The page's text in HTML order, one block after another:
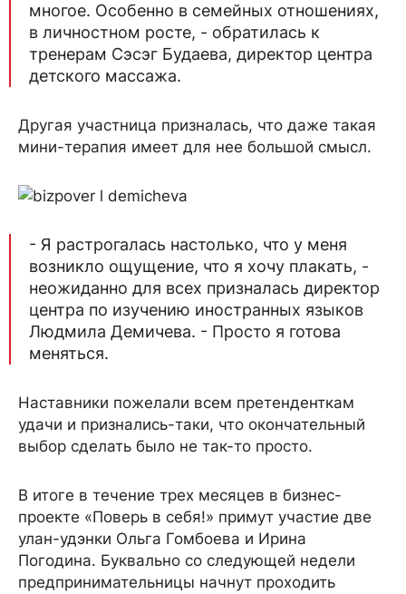
многое. Особенно в семейных отношениях,
в личностном росте, - обратилась к
тренерам Сэсэг Будаева, директор центра
детского массажа.
Другая участница призналась, что даже такая
мини-терапия имеет для нее большой смысл.
- Я растрогалась настолько, что у меня
возникло ощущение, что я хочу плакать, -
неожиданно для всех призналась директор
центра по изучению иностранных языков
Людмила Демичева. - Просто я готова
меняться.
Наставники пожелали всем претенденткам
удачи и признались-таки, что окончательный
выбор сделать было не так-то просто.
В итоге в течение трех месяцев в бизнес-
проекте «Поверь в себя!» примут участие две
улан-удэнки Ольга Гомбоева и Ирина
Погодина. Буквально со следующей недели
предпринимательницы начнут проходить